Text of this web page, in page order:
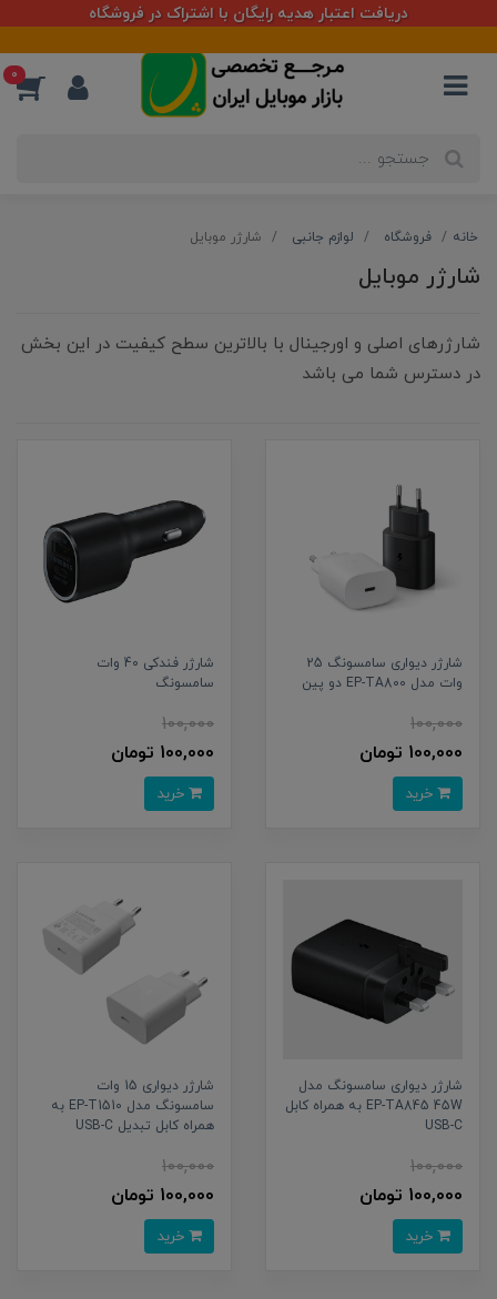
دریافت اعتبار هدیه رایگان با اشتراک در فروشگاه
0
خانه فروشگاه لوازم جانبی شارژر موبایل
شارژر موبایل
شارژرهای اصلی و اورجینال با بالاترین سطح کیفیت در این بخش
در دسترس شما می باشد
شارژر دیواری سامسونگ 25
وات مدل EP-TA800 دو پین
100,000
100,000 تومان
شارژر فندکی 40 وات
سامسونگ
100,000
100,000 تومان
شارژر دیواری سامسونگ مدل
EP-TA845 45W به همراه کابل
USB-C
100,000
100,000 تومان
شارژر دیواری 15 وات
سامسونگ مدل EP-T1510 به
همراه کابل تبدیل USB-C
100,000
100,000 تومان